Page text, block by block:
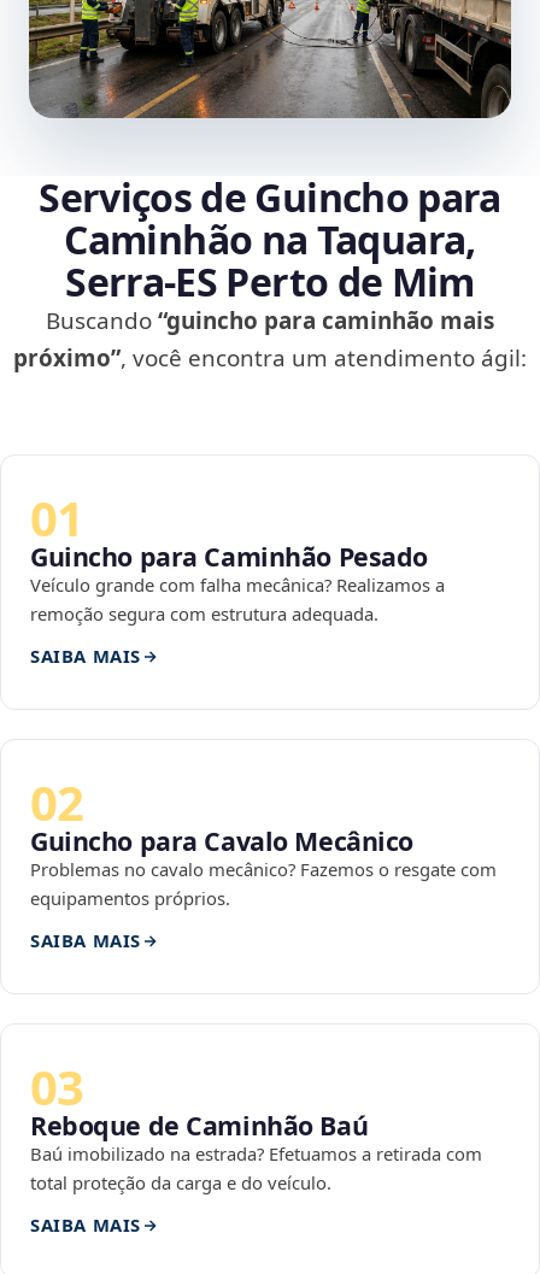
Serviços de Guincho para
Caminhão na Taquara,
Serra‑ES Perto de Mim
Buscando“guincho para caminhão mais
próximo”, você encontra um atendimento ágil:
01
Guincho para Caminhão Pesado
Veículo grande com falha mecânica? Realizamos a
remoção segura com estrutura adequada.
SAIBA MAIS
02
Guincho para Cavalo Mecânico
Problemas no cavalo mecânico? Fazemos o resgate com
equipamentos próprios.
SAIBA MAIS
03
Reboque de Caminhão Baú
Baú imobilizado na estrada? Efetuamos a retirada com
total proteção da carga e do veículo.
SAIBA MAIS